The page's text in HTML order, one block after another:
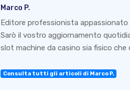
Marco P.
Editore professionista
Sarò il vostro aggiornamento
slot machine da casino sia fisico
Consulta tutti gli articoli di Marco P.